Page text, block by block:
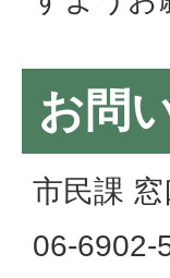
お問
市民課
06-6902-